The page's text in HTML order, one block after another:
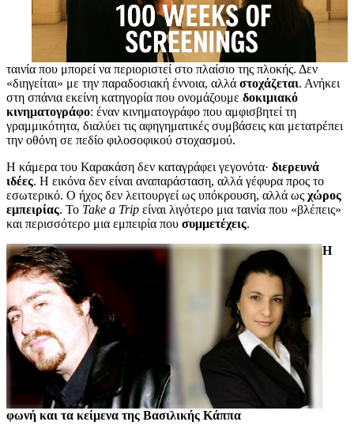
ταινία που μπορεί να περιοριστεί στο πλαίσιο της πλοκής. Δεν
«διηγείται» με την παραδοσιακή έννοια, αλλά στοχάζεται. Ανήκει
στη σπάνια εκείνη κατηγορία που ονομάζουμε δοκιμιακό
κινηματογράφο: έναν κινηματογράφο που αμφισβητεί τη
γραμμικότητα, διαλύει τις αφηγηματικές συμβάσεις και μετατρέπει
την οθόνη σε πεδίο φιλοσοφικού στοχασμού.
Η κάμερα του Καρακάση δεν καταγράφει γεγονότα· διερευνά
ιδέες. Η εικόνα δεν είναι αναπαράσταση, αλλά γέφυρα προς το
εσωτερικό. Ο ήχος δεν λειτουργεί ως υπόκρουση, αλλά ως χώρος
εμπειρίας. Το Take a Trip είναι λιγότερο μια ταινία που «βλέπεις»
και περισσότερο μια εμπειρία που συμμετέχεις.
Η
φωνή και τα κείμενα της Βασιλικής Κάππα